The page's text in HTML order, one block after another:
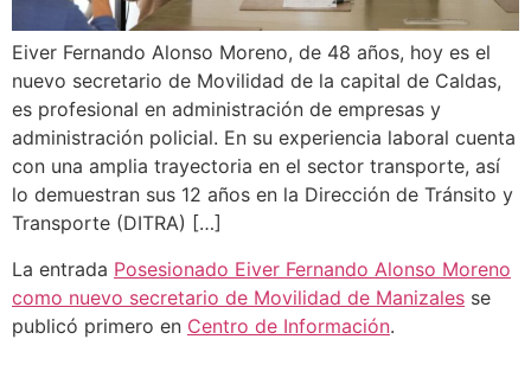
Eiver Fernando Alonso Moreno, de 48 años, hoy es el
nuevo secretario de Movilidad de la capital de Caldas,
es profesional en administración de empresas y
administración policial. En su experiencia laboral cuenta
con una amplia trayectoria en el sector transporte, así
lo demuestran sus 12 años en la Dirección de Tránsito y
Transporte (DITRA) […]
La entrada Posesionado Eiver Fernando Alonso Moreno
como nuevo secretario de Movilidad de Manizales se
publicó primero en Centro de Información.